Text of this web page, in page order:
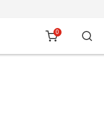
0